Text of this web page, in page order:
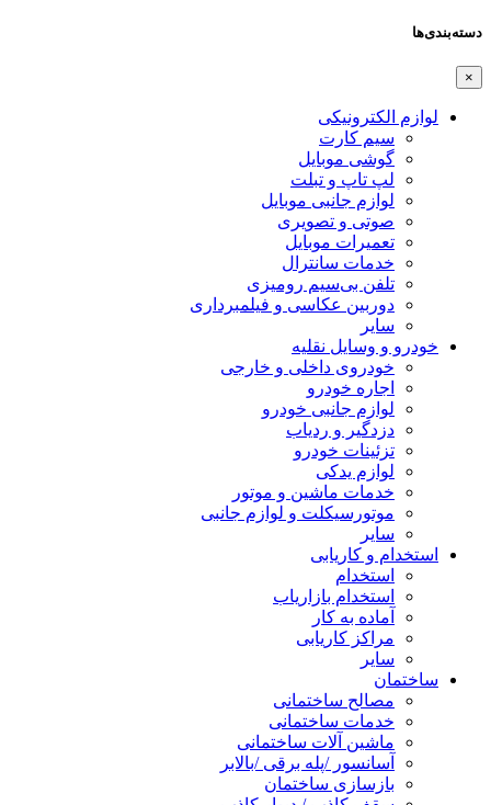
دسته‌بندی‌ها
×
لوازم الکترونیکی
سیم کارت
گوشی موبایل
لپ تاپ و تبلت
لوازم جانبی موبایل
صوتی و تصویری
تعمیرات موبایل
خدمات سانترال
تلفن بی‌سیم رومیزی
دوربین عکاسی و فیلمبرداری
سایر
خودرو و وسایل نقلیه
خودروی داخلی و خارجی
اجاره خودرو
لوازم جانبی خودرو
دزدگیر و ردیاب
تزئینات خودرو
لوازم یدکی
خدمات ماشین و موتور
موتورسیکلت و لوازم جانبی
سایر
استخدام و کاریابی
استخدام
استخدام بازاریاب
آماده به کار
مراکز کاریابی
سایر
ساختمان
مصالح ساختمانی
خدمات ساختمانی
ماشین آلات ساختمانی
آسانسور /پله برقی /بالابر
بازسازی ساختمان